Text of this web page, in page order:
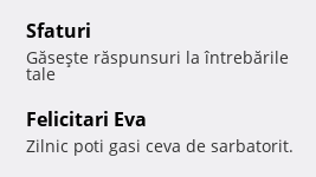
Sfaturi
Găseşte răspunsuri la întrebările
tale
Felicitari Eva
Zilnic poti gasi ceva de sarbatorit.